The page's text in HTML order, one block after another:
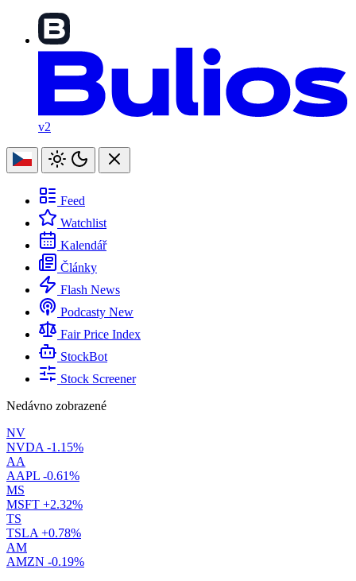
v2
Feed
Watchlist
Kalendář
Články
Flash News
Podcasty New
Fair Price Index
StockBot
Stock Screener
Nedávno zobrazené
NV
NVDA -1.15%
AA
AAPL -0.61%
MS
MSFT +2.32%
TS
TSLA +0.78%
AM
AMZN -0.19%